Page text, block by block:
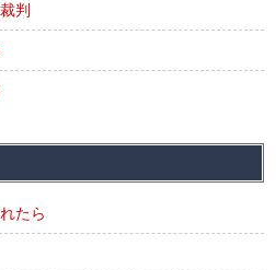
判
たら